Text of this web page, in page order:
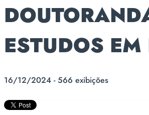
ESTUDOS
16/12/2024 - 566 exibições